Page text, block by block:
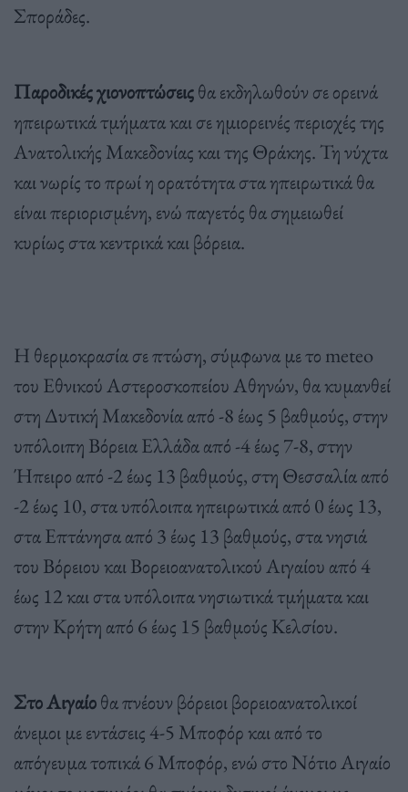
Σποράδες.
Παροδικές χιονοπτώσειςθα εκδηλωθούν σε ορεινά
ηπειρωτικά τμήματα και σε ημιορεινές περιοχές της
Ανατολικής Μακεδονίας και της Θράκης. Τη νύχτα
και νωρίς το πρωί η ορατότητα στα ηπειρωτικά θα
είναι περιορισμένη, ενώ παγετός θα σημειωθεί
κυρίως στα κεντρικά και βόρεια.
Η θερμοκρασία σε πτώση, σύμφωνα με το meteo
του Εθνικού Αστεροσκοπείου Αθηνών, θα κυμανθεί
στη Δυτική Μακεδονία από -8 έως 5 βαθμούς, στην
υπόλοιπη Βόρεια Ελλάδα από -4 έως 7-8, στην
Ήπειρο από -2 έως 13 βαθμούς, στη Θεσσαλία από
-2 έως 10, στα υπόλοιπα ηπειρωτικά από 0 έως 13,
στα Επτάνησα από 3 έως 13 βαθμούς, στα νησιά
του Βόρειου και Βορειοανατολικού Αιγαίου από 4
έως 12 και στα υπόλοιπα νησιωτικά τμήματα και
στην Κρήτη από 6 έως 15 βαθμούς Κελσίου.
Στο Αιγαίοθα πνέουν βόρειοι βορειοανατολικοί
άνεμοι με εντάσεις 4-5 Μποφόρ και από το
απόγευμα τοπικά 6 Μποφόρ, ενώ στο Νότιο Αιγαίο